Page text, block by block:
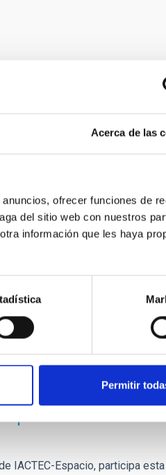
Acerca de las
ofrecer funciones de
del sitio web con nuestros
información que les haya
Permitir
“nanojets”
Instituto de Astrofísica de
el origen de las diminutas
. Se cree que estos
papel importante en el
. ¿Por qué estudiar los
los avances de
IACTEC-Espacio, participa